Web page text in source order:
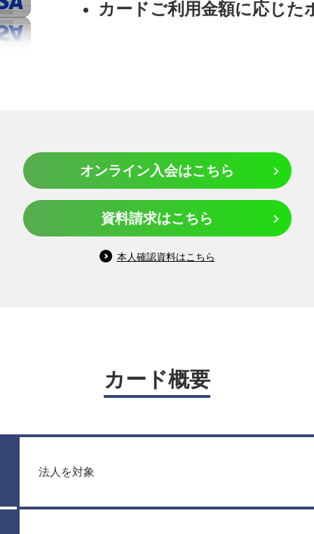
カードご利用金額に応じた
オンライン入会はこちら
資料請求はこちら
本人確認資料はこちら
カード概要
法人を